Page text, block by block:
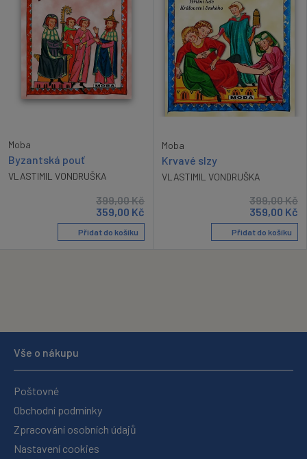
Moba
Byzantská pouť
VLASTIMIL VONDRUŠKA
399,00Kč
359,00 Kč
Přidat do košíku
Moba
Krvavé slzy
VLASTIMIL VONDRUŠKA
399,00Kč
359,00 Kč
Přidat do košíku
Vše o nákupu
Poštovné
Obchodní podmínky
Zpracování osobních údajů
Nastavení cookies